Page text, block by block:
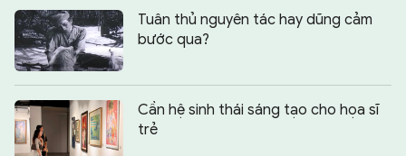
Tuân thủ nguyên tác hay dũng cảm
bước qua?
Cần hệ sinh thái sáng tạo cho họa sĩ
trẻ